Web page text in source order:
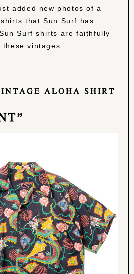
added new photos of a
that Sun Surf has
Surf shirts are faithfully
vintages.
ALOHA SHIRT